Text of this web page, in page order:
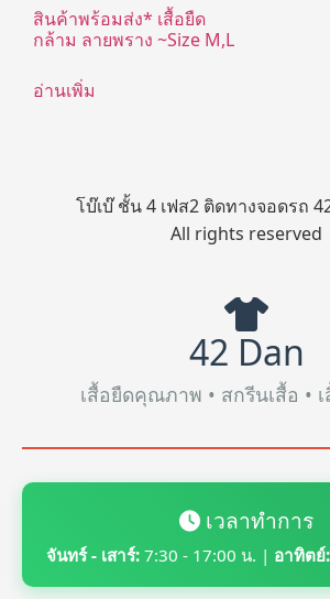
สินค้าพร้อมส่ง* เสื้อยืด
กล้าม ลายพราง ~Size M,L
อ่านเพิ่ม
โบ๊เบ๊ ชั้น 4 เฟส2 ติดทางจอดรถ
All rights reserved
42 Dan
เสื้อยืดคุณภาพ • สกรีนเสื้อ •
เวลาทำการ
จันทร์ - เสาร์: 7:30 - 17:00 น. | อาทิตย์: